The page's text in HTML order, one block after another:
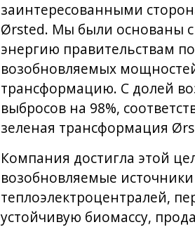
заинтересованными
Ørsted. Мы были основаны с
энергию правительствам
возобновляемых
трансформацию. С долей
выбросов на 98%,
зеленая трансформация
Компания достигла этой
возобновляемые
теплоэлектроцентралей,
устойчивую биомассу,